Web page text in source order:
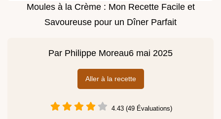
Moules à la Crème : Mon Recette Facile et
Savoureuse pour un Dîner Parfait
Par Philippe Moreau6 mai 2025
Aller à la recette
4.43 (49 Évaluations)